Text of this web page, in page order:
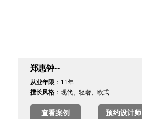
郑惠钟--
从业年限 ：11年
擅长风格 ：现代、轻奢、欧式
查看案例 预约设计师